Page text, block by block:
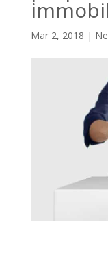
Mar 2, 2018 |